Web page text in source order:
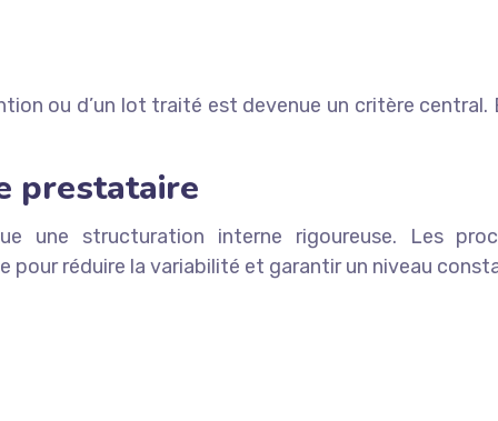
ou d’un lot traité est devenue un critère
prestataire
une structuration interne rigoureuse. Les
réduire la variabilité et garantir un niveau